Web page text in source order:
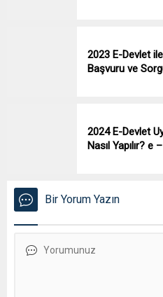
2023 E-Devlet
Başvuru ve
2024 E-Devlet
Nasıl Yapılır? e
Bir Yorum Yazın